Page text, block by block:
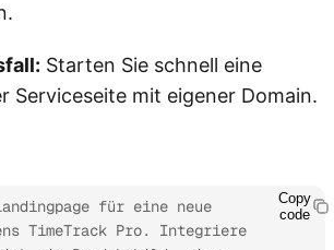
Starten Sie schnell eine
Serviceseite mit eigener Domain.
für eine neue
TimeTrack Pro. Integriere
Copy
code